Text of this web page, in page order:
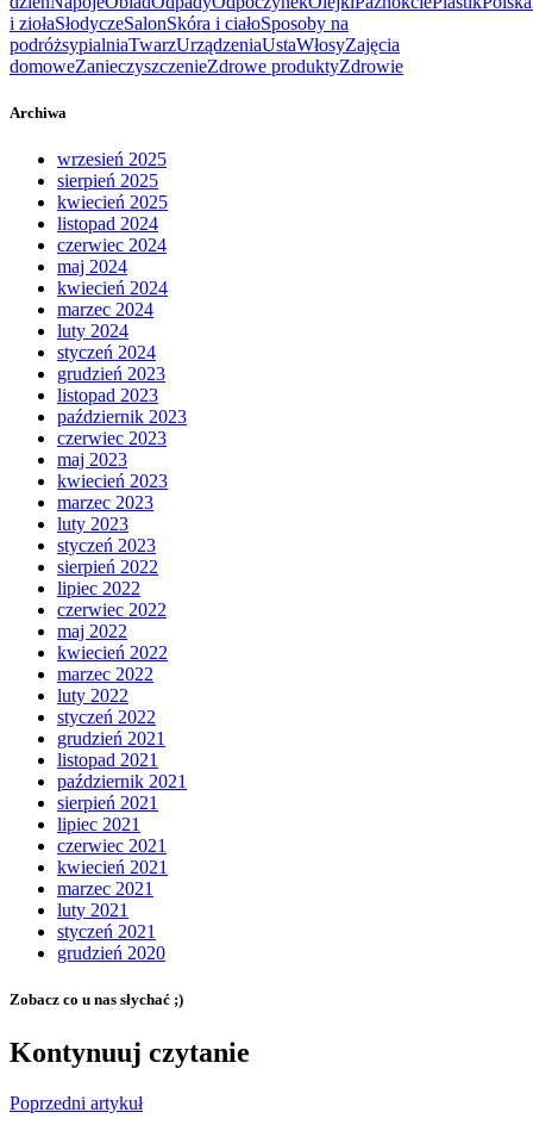
i ziołaSłodyczeSalonSkóra i ciałoSposoby na
podróżsypialniaTwarzUrządzeniaUstaWłosyZajęcia
domoweZanieczyszczenieZdrowe produktyZdrowie
Archiwa
wrzesień 2025
sierpień 2025
kwiecień 2025
listopad 2024
czerwiec 2024
maj 2024
kwiecień 2024
marzec 2024
luty 2024
styczeń 2024
grudzień 2023
listopad 2023
październik 2023
czerwiec 2023
maj 2023
kwiecień 2023
marzec 2023
luty 2023
styczeń 2023
sierpień 2022
lipiec 2022
czerwiec 2022
maj 2022
kwiecień 2022
marzec 2022
luty 2022
styczeń 2022
grudzień 2021
listopad 2021
październik 2021
sierpień 2021
lipiec 2021
czerwiec 2021
kwiecień 2021
marzec 2021
luty 2021
styczeń 2021
grudzień 2020
Zobacz co u nas słychać ;)
Kontynuuj czytanie
Poprzedni artykuł